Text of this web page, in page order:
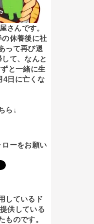
さんです。
休養後に社
って再び退
て、なんと
と一緒に生
4日に亡くな
ら↓
ーをお願い
しているド
供している
ものです。